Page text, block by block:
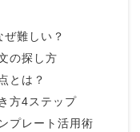
難しい？
の探し方
とは？
方4ステップ
プレート活用術